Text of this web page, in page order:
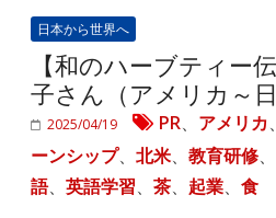
日本から世界へ
【和のハーブティー
子さん（アメリカ～日
2025/04/19 PR、 アメリカ、
ーンシップ、北米、教育研修、
語、英語学習、茶、 起業、食